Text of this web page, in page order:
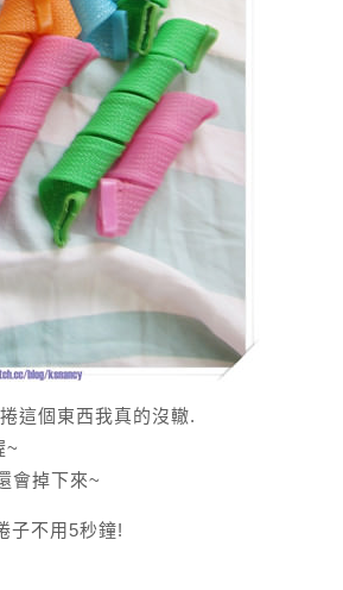
這個東西我真的沒轍.
~
會掉下來~
子不用5秒鐘!